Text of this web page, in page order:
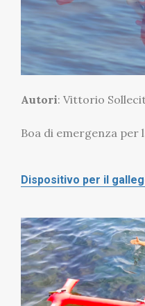
Autori: Vittorio
Boa di emergenza per
Dispositivo per il